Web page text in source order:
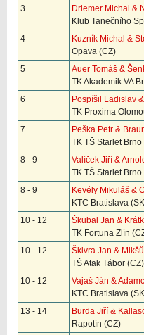
3
Driemer Michal &
Klub Tanečního
4
Kuzník Michal &
Opava (CZ)
5
Auer Tomáš &
TK Akademik VA
6
Pospíšil Ladislav
TK Proxima
7
Peška Petr &
TK TŠ Starlet Brno
8 - 9
Valíček Jiří &
TK TŠ Starlet Brno
8 - 9
Kevély Mikuláš &
KTC Bratislava
10 - 12
Škubal Jan &
TK Fortuna Zlín
10 - 12
Škivra Jan &
TŠ Atak Tábor (CZ)
10 - 12
Vajaš Ján &
KTC Bratislava
13 - 14
Burda Jiří &
Rapotín (CZ)